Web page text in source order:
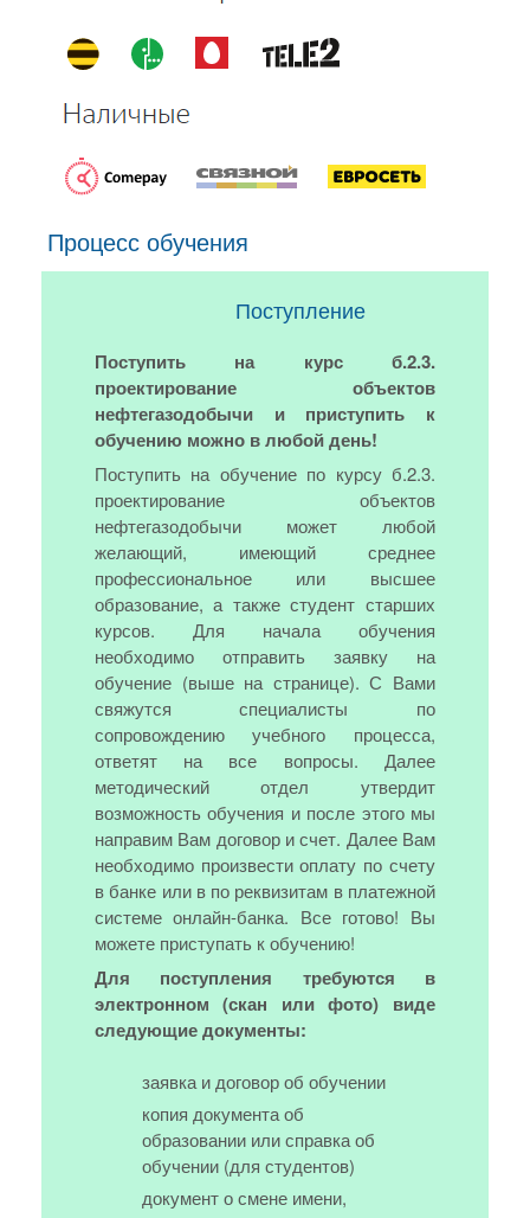
Процесс обучения
Поступление
Поступить на курс б.2.3.
проектирование объектов
нефтегазодобычи и приступить к
обучению можно в любой день!
Поступить на обучение по курсу б.2.3.
проектирование объектов
нефтегазодобычи может любой
желающий, имеющий среднее
профессиональное или высшее
образование, а также студент старших
курсов. Для начала обучения
необходимо отправить заявку на
обучение (выше на странице). С Вами
свяжутся специалисты по
сопровождению учебного процесса,
ответят на все вопросы. Далее
методический отдел утвердит
возможность обучения и после этого мы
направим Вам договор и счет. Далее Вам
необходимо произвести оплату по счету
в банке или в по реквизитам в платежной
системе онлайн-банка. Все готово! Вы
можете приступать к обучению!
Для поступления требуются в
электронном (скан или фото) виде
следующие документы:
заявка и договор об обучении
копия документа об
образовании или справка об
обучении (для студентов)
документ о смене имени,